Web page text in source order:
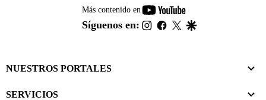
Más contenido en
youtube-
footer
Síguenos en: instagram
facebook
twitter
NUESTROS PORTALES
SERVICIOS